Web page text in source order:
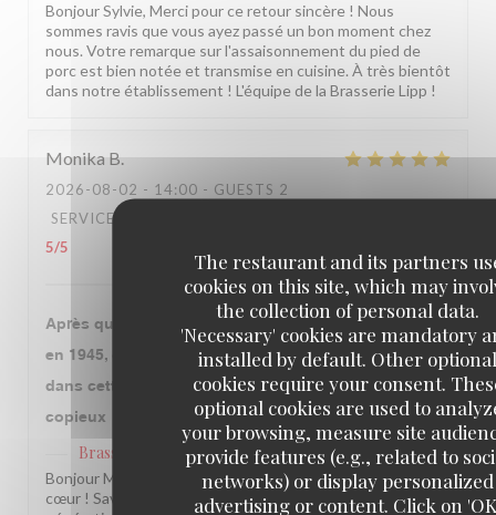
The restaurant and its partners
cookies on this site, which may
the collection of personal data.
'Necessary' cookies are mandatory
installed by default. Other
cookies require your consent.
optional cookies are used to
your browsing, measure site
provide features (e.g., related to
networks) or display personalized
advertising or content. Click on
Bonjour Sylvie, Merci pour ce retour sincère ! Nous
sommes ravis que vous ayez passé un bon moment chez
nous. Votre remarque sur l'assaisonnement du pied de
porc est bien notée et transmise en cuisine. À très bientôt
dans notre établissement ! L'équipe de la Brasserie Lipp !
Monika B
2026-08-02 - 14:00 - GUESTS 2
SERVICE
5/5
Après que notre grand mère qui y a fêté la libération
en 1945, ce fut l’occasion avec mon époux de venir
dans cette institution. Le repas fut très bon et
copieux
Brasserie Lipp
has replied to this review
Bonjour Monika, Quel beau message, merci du fond du
cœur ! Savoir que notre établissement traverse les